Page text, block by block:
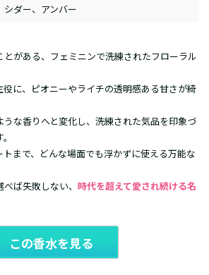
シダー、アンバー
がある、フェミニンで洗練されたフローラル
に、ピオニーやライチの透明感ある甘さが綺
な香りへと変化し、洗練された気品を印象づ
まで、どんな場面でも浮かずに使える万能な
ば失敗しない、 時代を超えて愛され続ける名
この香水を見る